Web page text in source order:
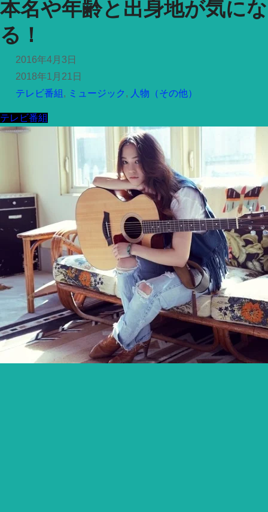
本名や年齢と出身地が気にな
る！
2016年4月3日
2018年1月21日
テレビ番組 , ミュージック , 人物（その他）
テレビ番組